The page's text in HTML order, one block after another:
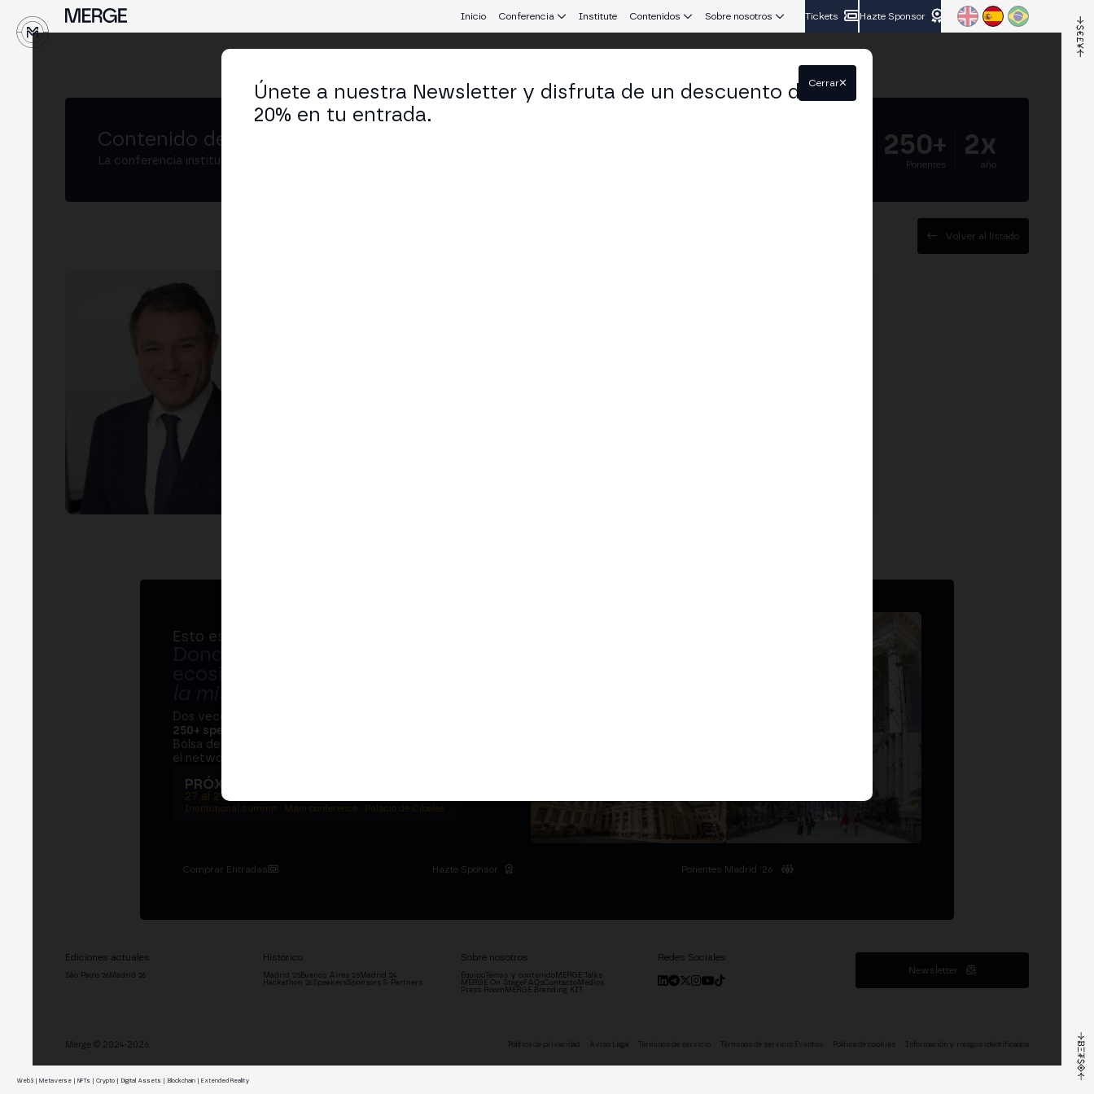
Inicio Conferencia Institute Contenidos Sobre nosotros Tickets Hazte Sponsor
Contenido de MERGE
La conferencia institucional de cripto y Web3 que conecta Europa y Latinoamérica.
250+
Ponentes
2x
año
Volver al listado
Esto es MERGE
Donde bancos, reguladores y el
ecosistema cripto se sientan en
la misma mesa
Dos veces al año, MERGE reúne a
250+ speakers
Bolsa de Madrid, dos jornadas en el Palacio de Cibeles y
el networking que mueve al sector.
PRÓXIMA EDICIÓN → MADRID
27 al 29 de octubre de 2026
Institutional summit · Main conference · Palacio de Cibeles
Comprar Entradas Hazte Sponsor Ponentes Madrid '26
Ediciones actuales
São Paulo '26 Madrid '26
Histórico
Madrid '25Buenos Aires '25Madrid '24
Hackathon '26 SpeakersSponsors & Partners
Sobre nosotros
EquipoTemas y contenidoMERGE Talks
MERGE On StageFAQsContactoMedios
Press Room MERGE Branding KIT
Redes Sociales
Newsletter
Únete a nuestra Newsletter y disfruta de un descuento del
20% en tu entrada.
Cerrar
Merge © 2024-2026 Política de privacidad Aviso Legal Términos de servicio Términos de servicio Eventos Política de cookies Información y riesgos identificados
Web3 | Metaverse | NFTs | Crypto | Digital Assets | Blockchain | Extended Reality